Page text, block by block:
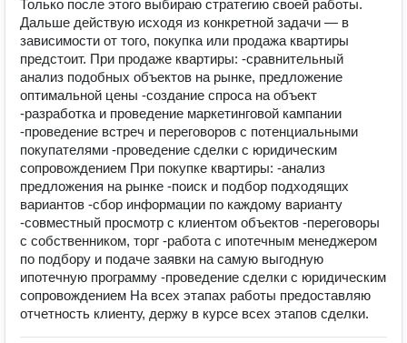
Только после этого выбираю стратегию своей работы.
Дальше действую исходя из конкретной задачи — в
зависимости от того, покупка или продажа квартиры
предстоит. При продаже квартиры: -сравнительный
анализ подобных объектов на рынке, предложение
оптимальной цены -создание спроса на объект
-разработка и проведение маркетинговой кампании
-проведение встреч и переговоров с потенциальными
покупателями -проведение сделки с юридическим
сопровождением При покупке квартиры: -анализ
предложения на рынке -поиск и подбор подходящих
вариантов -сбор информации по каждому варианту
-совместный просмотр с клиентом объектов -переговоры
с собственником, торг -работа с ипотечным менеджером
по подбору и подаче заявки на самую выгодную
ипотечную программу -проведение сделки с юридическим
сопровождением На всех этапах работы предоставляю
отчетность клиенту, держу в курсе всех этапов сделки.